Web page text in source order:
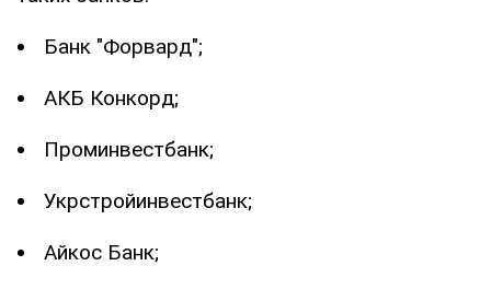
Банк "Форвард";
АКБ Конкорд;
Проминвестбанк;
Укрстройинвестбанк;
Айкос Банк;